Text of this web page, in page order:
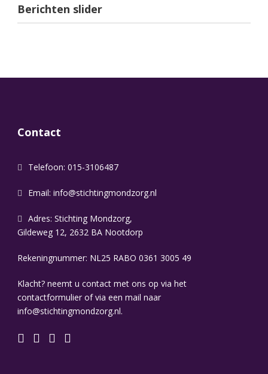
Berichten slider
Contact
Telefoon: 015-3106487
Email: info@stichtingmondzorg.nl
Adres: Stichting Mondzorg,
Gildeweg 12, 2632 BA Nootdorp
Rekeningnummer: NL25 RABO 0361 3005 49
Klacht? neemt u contact met ons op via het
contactformulier of via een mail naar
info@stichtingmondzorg.nl.